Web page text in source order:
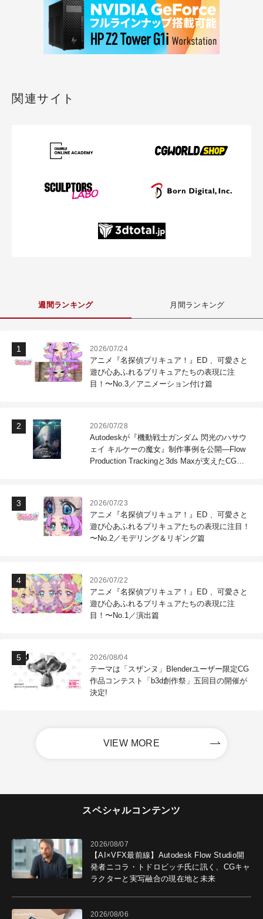
関連サイト
週間ランキング 月間ランキング
2026/07/24
アニメ『名探偵プリキュア！』ED 、可愛さと
遊び心あふれるプリキュアたちの表現に注
目！〜No.3／アニメーション付け篇
2026/07/28
Autodeskが『機動戦士ガンダム 閃光のハサウ
ェイ キルケーの魔女』制作事例を公開―Flow
Production Trackingと3ds Maxが支えたCG制
2026/07/23
アニメ『名探偵プリキュア！』ED 、可愛さと
遊び心あふれるプリキュアたちの表現に注目！
〜No.2／モデリング＆リギング篇
2026/07/22
アニメ『名探偵プリキュア！』ED 、可愛さと
遊び心あふれるプリキュアたちの表現に注
目！〜No.1／演出篇
2026/08/04
テーマは「スザンヌ」Blenderユーザー限定CG
作品コンテスト「b3d創作祭」五回目の開催が
決定!
VIEW MORE
スペシャルコンテンツ
2026/08/07
【AI×VFX最前線】Autodesk Flow Studio開
発者ニコラ・トドロビッチ氏に訊く、CGキャ
ラクターと実写融合の現在地と未来
2026/08/06